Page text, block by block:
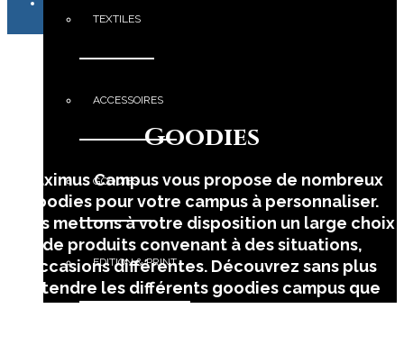
TEXTILES
ACCESSOIRES
GOODIES
EDITION & PRINT
Goodies
Maximus Campus vous propose de nombreux
goodies pour votre campus à personnaliser.
Nous mettons à votre disposition un large choix
de produits convenant à des situations,
occasions différentes. Découvrez sans plus
attendre les différents goodies campus que
vous pourrez customiser à l’image de votre BDE,